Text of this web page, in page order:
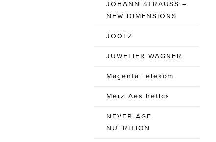
JOHANN STRAUSS –
NEW DIMENSIONS
JOOLZ
JUWELIER WAGNER
Magenta Telekom
Merz Aesthetics
NEVER AGE
NUTRITION